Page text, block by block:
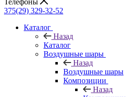
Телефоны
375(29) 329-32-52
Каталог
Назад
Каталог
Воздушные шары
Назад
Воздушные шары
Композиции
Назад